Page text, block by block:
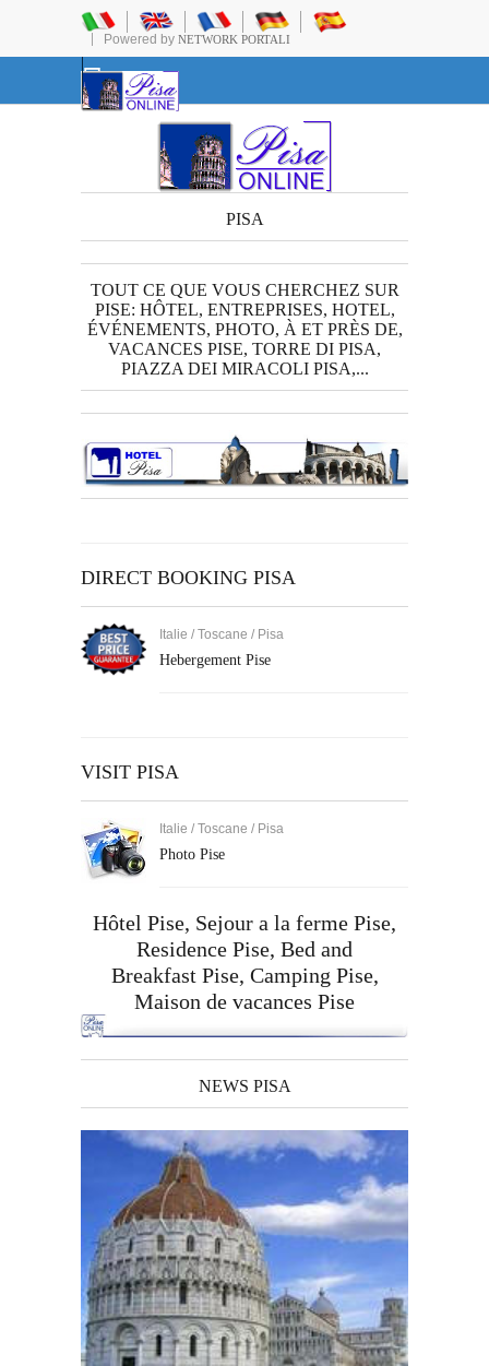
Powered by NETWORK PORTALI
PISA
TOUT CE QUE VOUS CHERCHEZ SUR
PISE: HÔTEL, ENTREPRISES, HOTEL,
ÉVÉNEMENTS, PHOTO, À ET PRÈS DE,
VACANCES PISE, TORRE DI PISA,
PIAZZA DEI MIRACOLI PISA,...
DIRECT BOOKING PISA
Italie / Toscane / Pisa
Hebergement Pise
VISIT PISA
Italie / Toscane / Pisa
Photo Pise
Hôtel Pise, Sejour a la ferme Pise,
Residence Pise, Bed and
Breakfast Pise, Camping Pise,
Maison de vacances Pise
NEWS PISA